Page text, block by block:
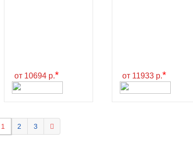
от 10694 р.* от 11933 р.*
1 2 3